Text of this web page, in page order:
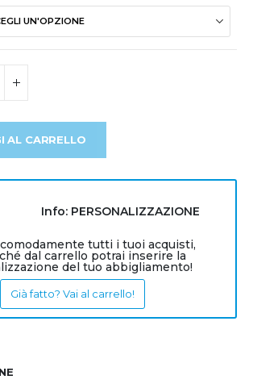
AL CARRELLO
Info: PERSONALIZZAZIONE
tutti i tuoi acquisti,
dal carrello potrai inserire la
del tuo abbigliamento!
Già fatto? Vai al carrello!